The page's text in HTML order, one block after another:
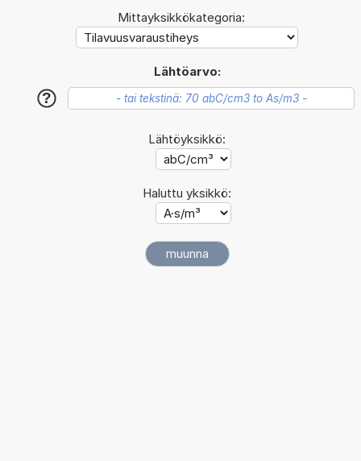
Mittayksikkökategoria:
Lähtöarvo:
?
Lähtöyksikkö:
Haluttu yksikkö: